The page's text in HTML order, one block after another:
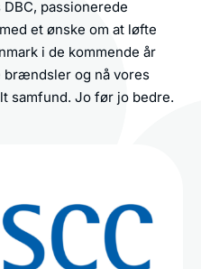
passionerede
et ønske om at løfte
i de kommende år
brændsler og nå vores
samfund. Jo før jo bedre.